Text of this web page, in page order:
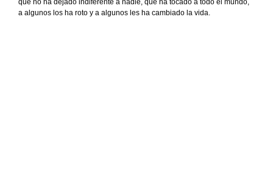
que no ha dejado indiferente a nadie, que ha tocado a todo el mundo,
a algunos los ha roto y a algunos les ha cambiado la vida.